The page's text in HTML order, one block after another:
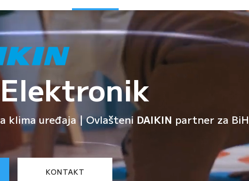
klima uređaja | Ovlašteni DAIKIN partner za BiH
KONTAKT